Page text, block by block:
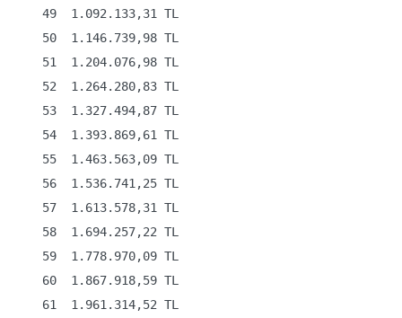
    49  1.092.133,31 TL
    50  1.146.739,98 TL
    51  1.204.076,98 TL
    52  1.264.280,83 TL
    53  1.327.494,87 TL
    54  1.393.869,61 TL
    55  1.463.563,09 TL
    56  1.536.741,25 TL
    57  1.613.578,31 TL
    58  1.694.257,22 TL
    59  1.778.970,09 TL
    60  1.867.918,59 TL
    61  1.961.314,52 TL